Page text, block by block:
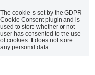
The cookie is set by the GDPR
Cookie Consent plugin and is
used to store whether or not
user has consented to the use
of cookies. It does not store
any personal data.